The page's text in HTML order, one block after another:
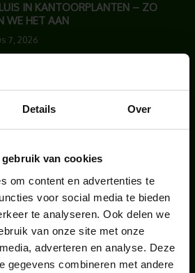
Details Over
van cookies
om content en advertenties te
voor social media te bieden
te analyseren. Ook delen we
van onze site met onze
adverteren en analyse. Deze
gegevens combineren met andere
IN KANTOORPLANTEN – ZO
WE HET AAN
7, 2026